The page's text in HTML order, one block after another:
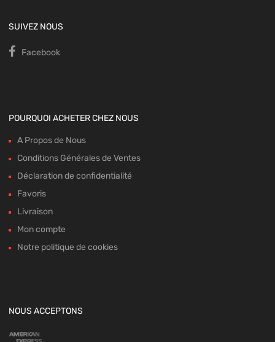
SUIVEZ NOUS
Facebook
POURQUOI ACHETER CHEZ NOUS
A Propos de Nous
Conditions Générales de Ventes
Déclaration de confidentialité
Favoris
Livraison
Mon compte
Notre politique de cookies
NOUS ACCEPTONS